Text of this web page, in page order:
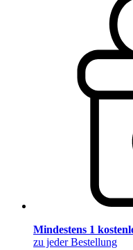
Mindestens 1
zu jeder Bestellung